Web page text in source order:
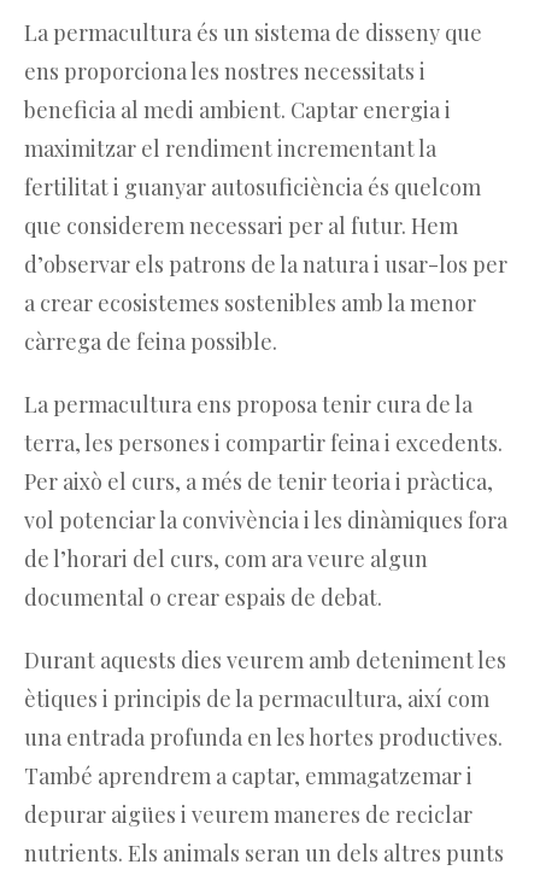
La permacultura és un sistema de disseny que
ens proporciona les nostres necessitats i
beneficia al medi ambient. Captar energia i
maximitzar el rendiment incrementant la
fertilitat i guanyar autosuficiència és quelcom
que considerem necessari per al futur. Hem
d’observar els patrons de la natura i usar-los per
a crear ecosistemes sostenibles amb la menor
càrrega de feina possible.
La permacultura ens proposa tenir cura de la
terra, les persones i compartir feina i excedents.
Per això el curs, a més de tenir teoria i pràctica,
vol potenciar la convivència i les dinàmiques fora
de l’horari del curs, com ara veure algun
documental o crear espais de debat.
Durant aquests dies veurem amb deteniment les
ètiques i principis de la permacultura, així com
una entrada profunda en les hortes productives.
També aprendrem a captar, emmagatzemar i
depurar aigües i veurem maneres de reciclar
nutrients. Els animals seran un dels altres punts